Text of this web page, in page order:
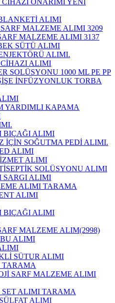
ALIMI
MALZEME ALIMI 3209
MALZEME ALIMI 3137
SÜTÜ ALIMI
ALIMI.
ALIMI
SOLÜSYONU 1000 ML PE PP
İNFÜZYONLUK TORBA
YARDIMLI KAPAMA
BIÇAĞI ALIMI
İÇİN SOĞUTMA PEDİ ALIMI.
ALIMI
ALIMI
SOLÜSYONU ALIMI
SARGI ALIMI
ALIMI TARAMA
ALIMI
BIÇAĞI ALIMI
MALZEME ALIM(2998)
ALIMI
SÜTUR ALIMI
TARAMA
SARF MALZEME ALIMI
ALIMI TARAMA
ALIMI